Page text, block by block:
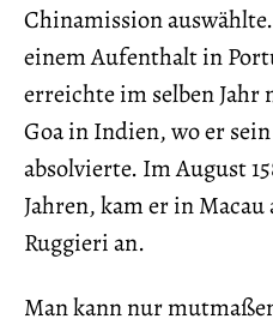
Chinamission
einem Aufenthalt in
erreichte im selben Jahr
Goa in Indien, wo er
absolvierte. Im August
Jahren, kam er in
Ruggieri an.
Man kann nur